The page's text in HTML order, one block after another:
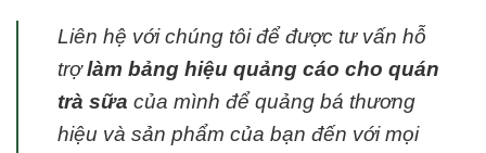
Liên hệ với chúng tôi để được tư vấn hỗ
trợlàm bảng hiệu quảng cáo cho quán
trà sữa của mình để quảng bá thương
hiệu và sản phẩm của bạn đến với mọi